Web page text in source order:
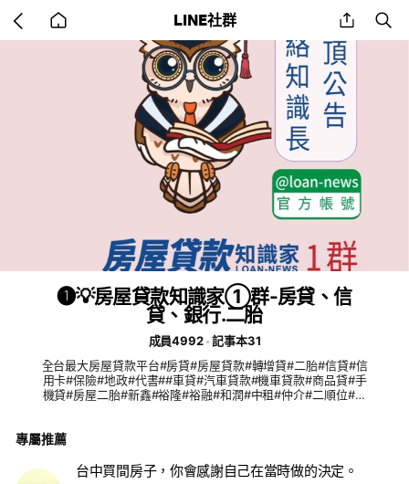
back
to
LINE社群 share
❶💡房屋貸款知識家①群-房貸、信
貸、銀行.二胎
成員4992
記事本31
全台最大房屋貸款平台#房貸#房屋貸款#轉增貸#二胎#信貸#信
用卡#保險#地政#代書##車貸#汽車貸款#機車貸款#商品貸#手
機貸#房屋二胎#新鑫#裕隆#裕融#和潤#中租#仲介#二順位#銀
民貸#必可#日生金#洗錢#詐騙#房東#房仲#居住正義#租屋補助
專屬推薦
台中買間房子，你會感謝自己在當時做的決定。